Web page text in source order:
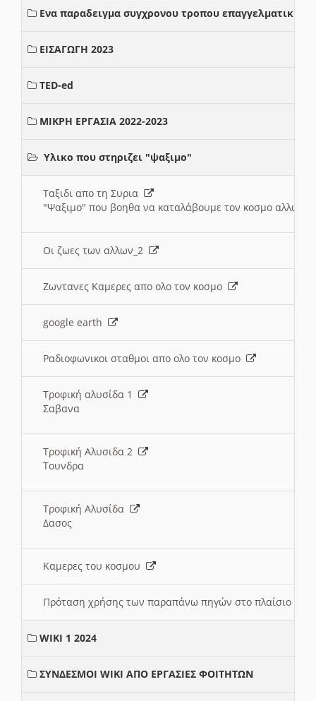
Ενα παραδειγμα συγχρονου τροπου επαγγελματικης
ΕΙΣΑΓΩΓΗ 2023
TED-ed
ΜΙΚΡΗ ΕΡΓΑΣΙΑ 2022-2023
Υλικο που στηριζει "ψαξιμο"
Ταξιδι απο τη Συρια
"Ψαξιμο" που βοηθα να καταλάβουμε τον κοσμο αλλων
Οι ζωες των αλλων_2
Ζωντανες Καμερες απο ολο τον κοσμο
google earth
Ραδιοφωνικοι σταθμοι απο ολο τον κοσμο
Τροφική αλυσίδα 1
Σαβανα
Τροφική Αλυσιδα 2
Τουνδρα
Τροφική Αλυσίδα
Δασος
Καμερες του κοσμου
Πρόταση χρήσης των παραπάνω πηγών στο πλαίσιο
WIKI 1 2024
ΣΥΝΔΕΣΜΟΙ WIKI ΑΠΟ ΕΡΓΑΣΙΕΣ ΦΟΙΤΗΤΩΝ